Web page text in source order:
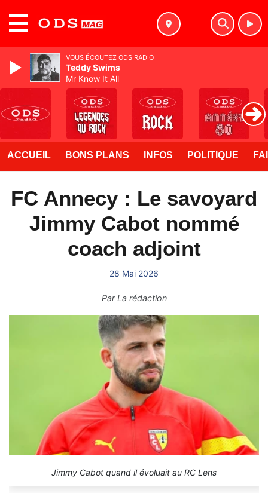
ACCUEIL BONS PLANS INFOS POLITIQUE
FC Annecy : Le savoyard
Jimmy Cabot nommé
coach adjoint
28 Mai 2026
ParLa rédaction
Jimmy Cabot quand il évoluait au RC Lens
VOUS ÉCOUTEZ ODS RADIO
Teddy Swims
Mr Know It All